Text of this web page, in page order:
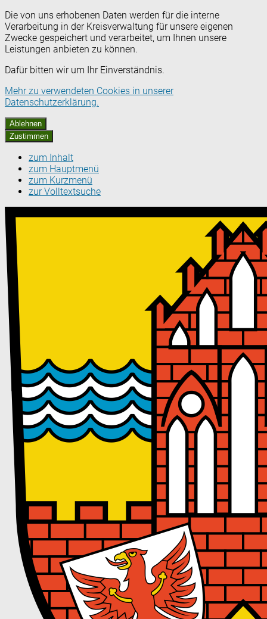
Die von uns erhobenen Daten werden für die interne
Verarbeitung in der Kreisverwaltung für unsere eigenen
Zwecke gespeichert und verarbeitet, um Ihnen unsere
Leistungen anbieten zu können.
Dafür bitten wir um Ihr Einverständnis.
Mehr zu verwendeten Cookies in unserer
Datenschutzerklärung.
Ablehnen
Zustimmen
zum Inhalt
zum Hauptmenü
zum Kurzmenü
zur Volltextsuche